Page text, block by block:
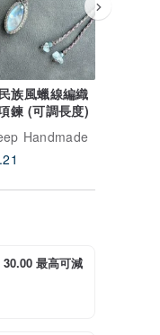
族風蠟線編織
鍊 (可調長度)
Handmade
最高可減